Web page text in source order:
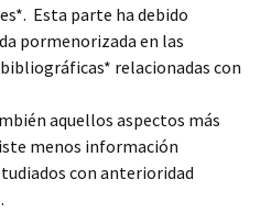
Esta parte ha debido
pormenorizada en las
relacionadas con
aquellos aspectos más
menos información
con anterioridad